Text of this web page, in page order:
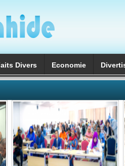
Divers Economie